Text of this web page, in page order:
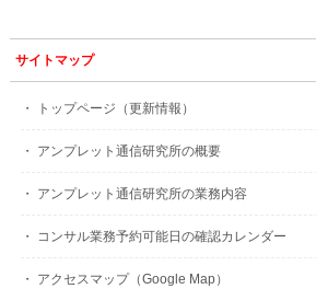
サイトマップ
・ トップページ（更新情報）
・ アンプレット通信研究所の概要
・ アンプレット通信研究所の業務内容
・ コンサル業務予約可能日の確認カレンダー
・ アクセスマップ（Google Map）